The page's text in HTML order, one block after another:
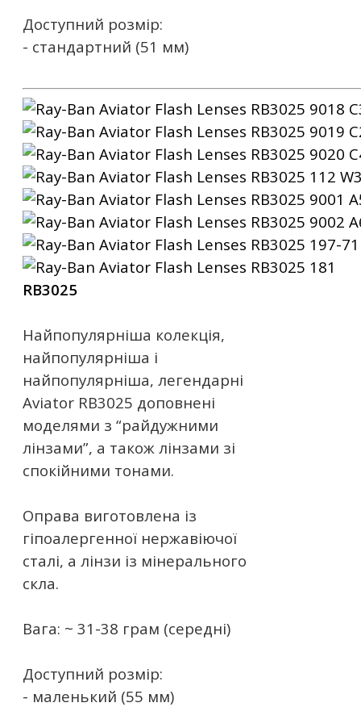
Доступний розмір:
- стандартний (51 мм)
RB3025
Найпопулярніша колекція,
найпопулярніша і
найпопулярніша, легендарні
Aviator RB3025 доповнені
моделями з “райдужними
лінзами”, а також лінзами зі
спокійними тонами.
Оправа виготовлена ​​із
гіпоалергенної нержавіючої
сталі, а лінзи із мінерального
скла.
Вага: ~ 31-38 грам (середні)
Доступний розмір:
- маленький (55 мм)